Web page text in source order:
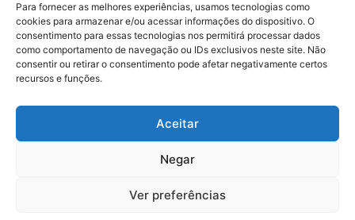
Para fornecer as melhores experiências, usamos tecnologias como
cookies para armazenar e/ou acessar informações do dispositivo. O
consentimento para essas tecnologias nos permitirá processar dados
como comportamento de navegação ou IDs exclusivos neste site. Não
consentir ou retirar o consentimento pode afetar negativamente certos
recursos e funções.
Aceitar
Negar
Ver preferências
E-mail: alagoasbrasilnoticias@gmail.com
Telefone: (82) 9 9691-0391 (Whatsapp)
Responsável Técnico: Crysthyan Carlos
Rua do Sau - Centro - Anadia - AL - CEP:
© 2022 - 2026 Alagoas Brasil Notícias. Todos os
direitos reservados.
fiveagência